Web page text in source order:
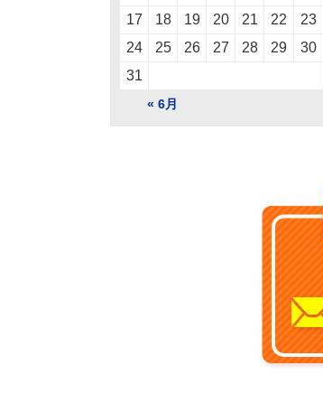
« 6月
17
18 19 20 21 22
23
24
25 26 27 28 29
30
31